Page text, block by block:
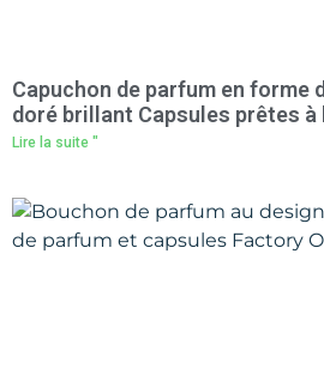
Capuchon de parfum en forme
doré brillant Capsules prêtes à
Lire la suite "